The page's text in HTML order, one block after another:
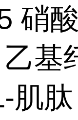
硝
基
肌肽